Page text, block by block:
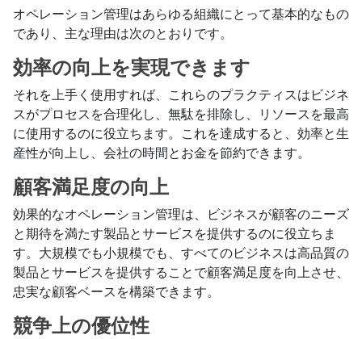
オペレーション管理はあらゆる組織にとって基本的なもの
であり、主な理由は次のとおりです。
効率の向上を実現できます
それを上手く使用すれば、これらのプラクティスはビジネ
スがプロセスを合理化し、無駄を排除し、リソースを最高
に使用するのに役立ちます。これを達成すると、効率と生
産性が向上し、会社の時間とお金を節約できます。
顧客満足度の向上
効果的なオペレーション管理は、ビジネスが顧客のニーズ
と期待を満たす製品とサービスを提供するのに役立ちま
す。大規模でも小規模でも、すべてのビジネスは高品質の
製品とサービスを提供することで顧客満足度を向上させ、
忠実な顧客ベースを構築できます。
競争上の優位性